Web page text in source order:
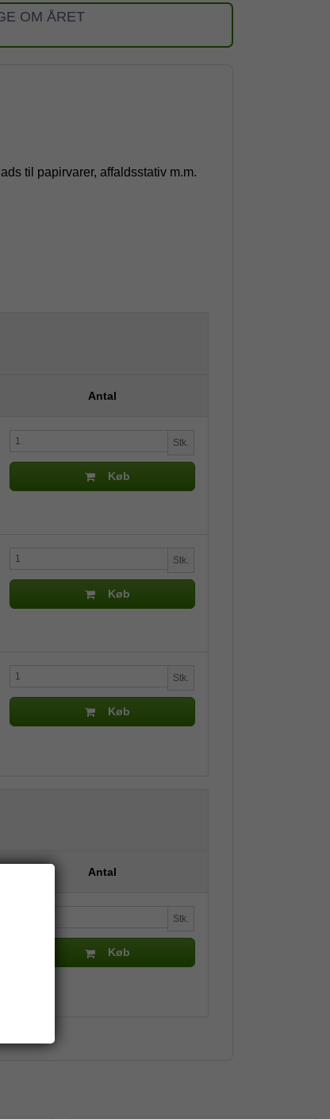
OM ÅRET
til papirvarer, affaldsstativ m.m.
Antal
Stk.
Køb
Stk.
Køb
Stk.
Køb
Antal
Stk.
Køb